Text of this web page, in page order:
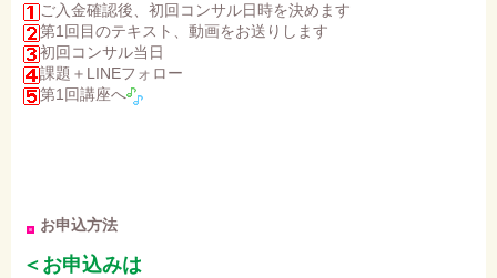
ご入金確認後、初回コンサル日時を決めます
第1回目のテキスト、動画をお送りします
初回コンサル当日
課題＋LINEフォロー
第1回講座へ
お申込方法
＜お申込みは